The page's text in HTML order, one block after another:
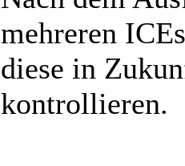
mehreren
diese in
kontrollieren.